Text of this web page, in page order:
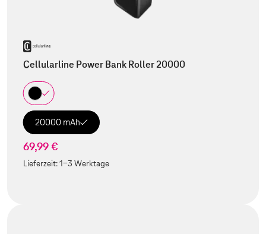
Cellularline Power Bank Roller 20000
20000 mAh
69,99 €
Lieferzeit:1-3 Werktage